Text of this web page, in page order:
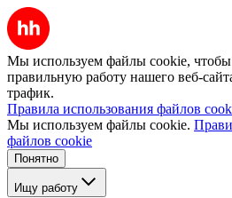
Мы используем файлы cookie, чтобы
правильную работу нашего веб-
трафик.
Правила использования файлов
Мы используем файлы cookie.
файлов cookie
Понятно
Ищу работу